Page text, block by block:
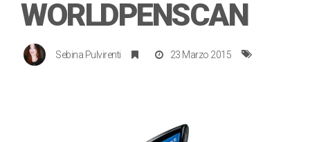
WORLDPENSCAN
Sebina Pulvirenti 23 Marzo 2015